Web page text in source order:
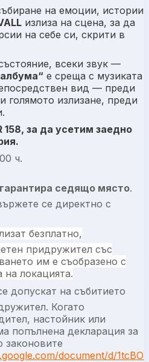
на емоции, истории
излиза на сцена, за да
на себе си, скрити в
всеки звук —
е среща с музиката
вид — преди
голямото излизане, преди
158, за да усетим заедно
ч.
седящо място.
се директно с
безплатно,
придружител със
им е съобразено с
на локацията.
допускат на събитието
Когато
настойник или
попълнена декларация за
законовите
document/d/